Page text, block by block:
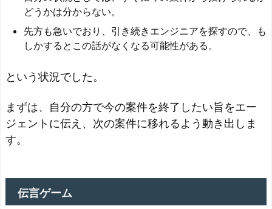
どうかは分からない。
先方も急いでおり、引き続きエンジニアを探すので、も
しかするとこの話がなくなる可能性がある。
という状況でした。
まずは、自分の方で今の案件を終了したい旨をエー
ジェントに伝え、次の案件に移れるよう動き出しま
す。
伝言ゲーム